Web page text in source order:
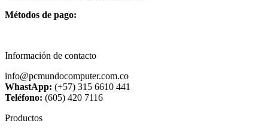
Métodos de pago:
Información de contacto
info@pcmundocomputer.com.co
WhastApp: (+57) 315 6610 441
Teléfono: (605) 420 7116
Productos